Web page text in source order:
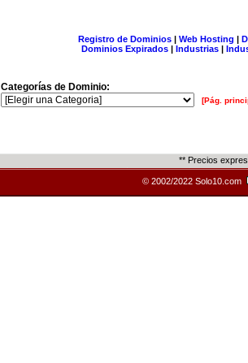
Registro de Dominios| Web Hosting |
Dominios Expirados | Industrias |
Categorías de Dominio:
[Pág.
** Precios
© 2002/2022 Solo10.com